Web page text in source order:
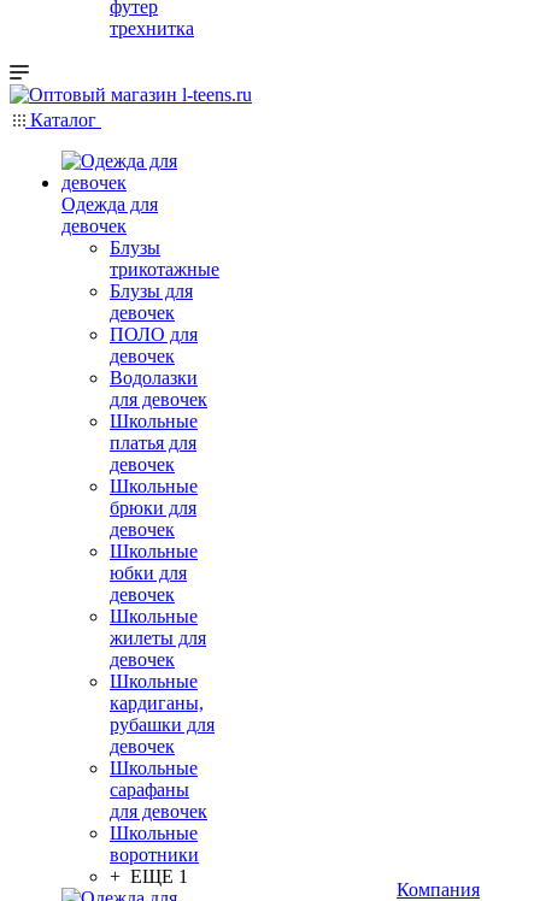
футер
трехнитка
Каталог
Одежда для
девочек
Блузы
трикотажные
Блузы для
девочек
ПОЛО для
девочек
Водолазки
для девочек
Школьные
платья для
девочек
Школьные
брюки для
девочек
Школьные
юбки для
девочек
Школьные
жилеты для
девочек
Школьные
кардиганы,
рубашки для
девочек
Школьные
сарафаны
для девочек
Школьные
воротники
+ ЕЩЕ 1
Компания